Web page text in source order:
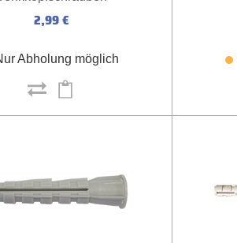
2,99 €
Abholung möglich